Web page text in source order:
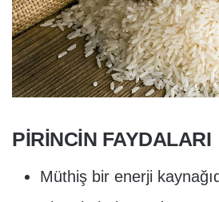
PIRINCIN FAYDALARI
Müthiş bir enerji